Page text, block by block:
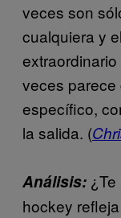
veces son
cualquiera y
veces parece
específico,
la salida. (
Análisis:
hockey